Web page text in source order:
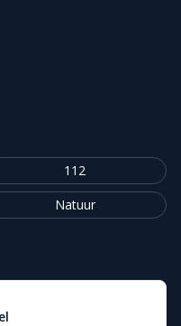
112
Natuur